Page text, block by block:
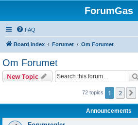
ForumGas
FAQ
Board index Forumet Om Forumet
Om Forumet
New Topic
72 topics 1 2
Announcements